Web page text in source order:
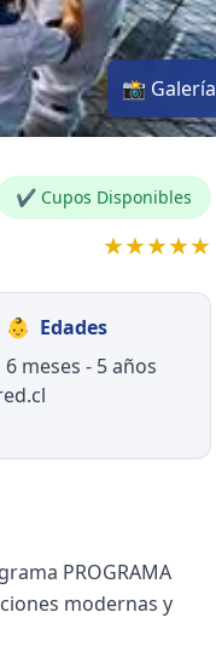
📸 Galería
✔ Cupos Disponibles
★★★★★
👶 Edades
6 meses - 5 años
PROGRAMA
modernas y